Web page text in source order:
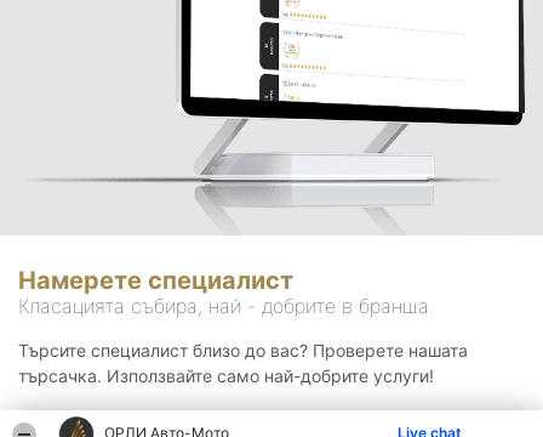
ОРЛИ Aвто-Mото Live chat
Намерете специалист
Класацията събира, най - добрите в бранша.
Търсите специалист близо до вас? Проверете нашата
търсачка. Използвайте само най-добрите услуги!